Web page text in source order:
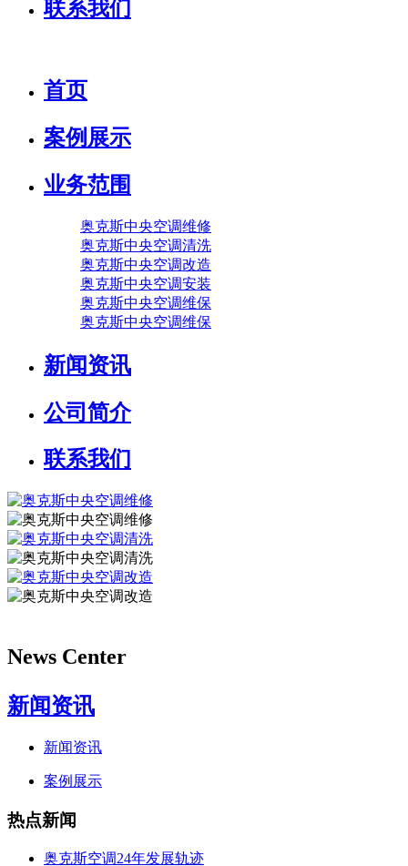
联系我们
首页
案例展示
业务范围
奥克斯中央空调维修
奥克斯中央空调清洗
奥克斯中央空调改造
奥克斯中央空调安装
奥克斯中央空调维保
奥克斯中央空调维保
新闻资讯
公司简介
联系我们
News Center
新闻资讯
新闻资讯
案例展示
热点新闻
奥克斯空调24年发展轨迹